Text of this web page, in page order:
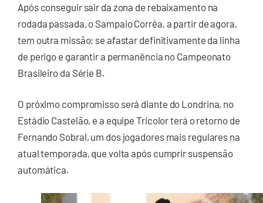
Após conseguir sair da zona de rebaixamento na
rodada passada, o Sampaio Corrêa, a partir de agora,
tem outra missão; se afastar definitivamente da linha
de perigo e garantir a permanência no Campeonato
Brasileiro da Série B.
O próximo compromisso será diante do Londrina, no
Estádio Castelão, e a equipe Tricolor terá o retorno de
Fernando Sobral, um dos jogadores mais regulares na
atual temporada, que volta após cumprir suspensão
automática.